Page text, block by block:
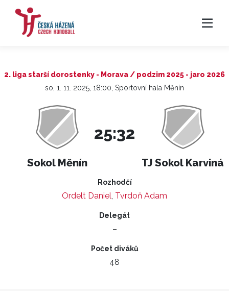
2. liga starší dorostenky - Morava / podzim 2025 - jaro 2026
so, 1. 11. 2025, 18:00, Sportovní hala Měnín
Sokol Měnín
25:32
TJ Sokol Karviná
Rozhodčí
Ordelt Daniel, Tvrdoň Adam
Delegát
–
Počet diváků
48